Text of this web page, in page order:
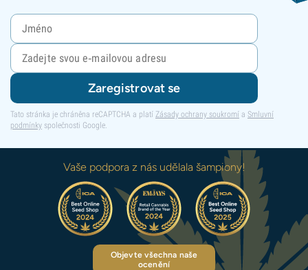
Zaregistrovat se
Tato stránka je chráněna reCAPTCHA a platí Zásady ochrany soukromí a Smluvní
podmínky společnosti Google.
Vaše podpora z nás udělala šampiony!
Objevte všechna naše
ocenění